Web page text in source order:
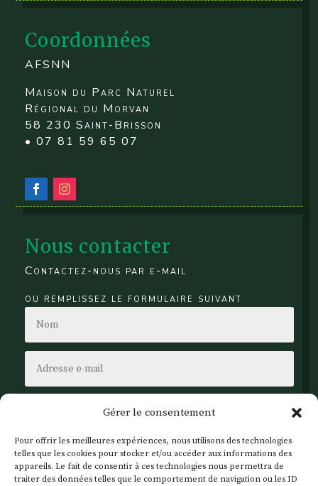
Gérer le consentement
Pour offrir les meilleures expériences, nous utilisons des technologies
telles que les cookies pour stocker et/ou accéder aux informations des
appareils. Le fait de consentir à ces technologies nous permettra de
traiter des données telles que le comportement de navigation ou les ID
Coordonnées
AFSNN
Maison du Parc Naturel
Régional du Morvan
58 230 Saint-Brisson
• 07 81 59 65 07
Nous contacter
Contactez-nous par e-mail
ou remplissez le formulaire suivant